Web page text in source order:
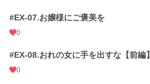
#EX-07.お嬢様にご褒美を
0
#EX-08.おれの女に手を出すな【前編】
0